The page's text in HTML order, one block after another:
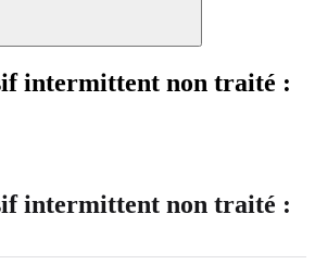
intermittent non traité :
intermittent non traité :